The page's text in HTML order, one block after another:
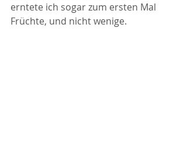
erntete ich sogar zum ersten Mal
Früchte, und nicht wenige.